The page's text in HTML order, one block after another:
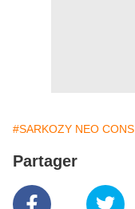
#SARKOZY NEO CONS
Partager